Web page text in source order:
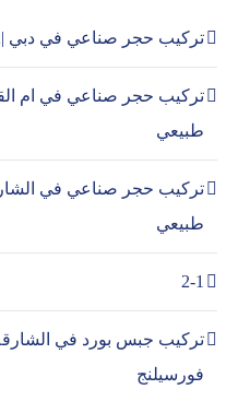
تركيب حجر صناعي في دبي |0544026642| حجر طبيعي
طبيعي
طبيعي
2-1
فورسيلنج